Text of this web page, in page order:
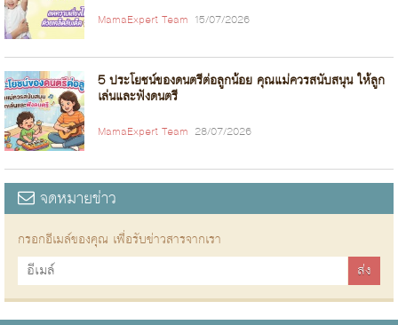
MamaExpert Team 15/07/2026
5 ประโยชน์ของดนตรีต่อลูกน้อย คุณแม่ควรสนับสนุน ให้ลูก
เล่นและฟังดนตรี
MamaExpert Team 28/07/2026
จดหมายข่าว
กรอกอีเมล์ของคุณ เพื่อรับข่าวสารจากเรา